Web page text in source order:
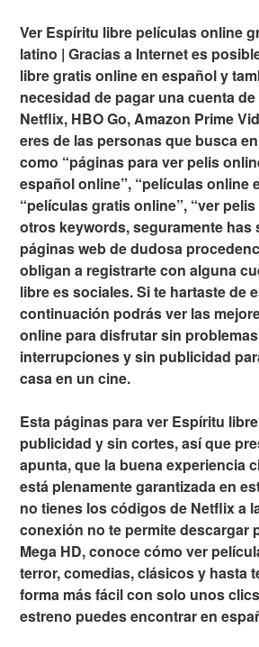
Ver Espíritu libre películas online
latino | Gracias a Internet es
libre gratis online en español y
necesidad de pagar una cuenta
Netflix, HBO Go, Amazon Prime
eres de las personas que busca
como “páginas para ver pelis
español online”, “películas online
“películas gratis online”, “ver
otros keywords, seguramente has
páginas web de dudosa
obligan a registrarte con alguna
libre es sociales. Si te hartaste de
continuación podrás ver las
online para disfrutar sin
interrupciones y sin publicidad
casa en un cine.
Esta páginas para ver Espíritu
publicidad y sin cortes, así que
apunta, que la buena experiencia
está plenamente garantizada en
no tienes los códigos de Netflix a
conexión no te permite descargar
Mega HD, conoce cómo ver
terror, comedias, clásicos y hasta
forma más fácil con solo unos
estreno puedes encontrar en